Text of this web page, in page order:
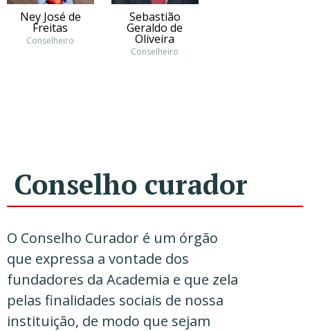
Ney José de
Freitas
Conselheiro
Sebastião
Geraldo de
Oliveira
Conselheiro
Conselho curador
O Conselho Curador é um órgão
que expressa a vontade dos
fundadores da Academia e que zela
pelas finalidades sociais de nossa
instituição, de modo que sejam